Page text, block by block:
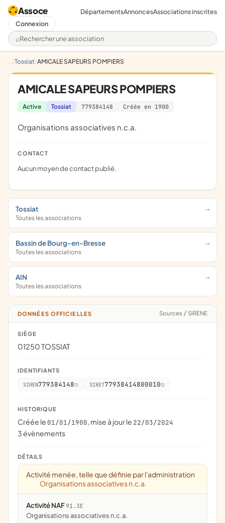
Assoce
Rechercher une association
DépartementsAnnoncesAssociations inscrites
Connexion
Tossiat AMICALE SAPEURS POMPIERS
AMICALE SAPEURS POMPIERS
Active Tossiat 779384148 Créée en 1900
Organisations associatives n.c.a.
CONTACT
Aucun moyen de contact publié.
Tossiat
Toutes les associations
Bassin de Bourg-en-Bresse
Toutes les associations
AIN
Toutes les associations
DONNÉES OFFICIELLES Sources / SIRENE
SIÈGE
01250 TOSSIAT
IDENTIFIANTS
SIREN779384148 SIRET77938414800010
HISTORIQUE
Créée le 01/01/1900, mise à jour le 22/03/2024
3 évènements
DÉTAILS
Activité menée, telle que définie par l'administration
Organisations associatives n.c.a.
Activité NAF91.3E
Organisations associatives n.c.a.